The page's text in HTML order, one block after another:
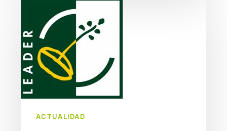
plazo
extraordinario
para
la
convocatoria
ayudasACTUALIDAD